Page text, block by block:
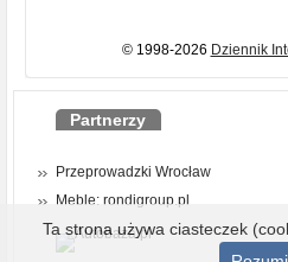
© 1998-2026 Dziennik
Partnerzy
Przeprowadzki Wrocław
Meble: rondigroup.pl
Ta strona używa ciasteczek